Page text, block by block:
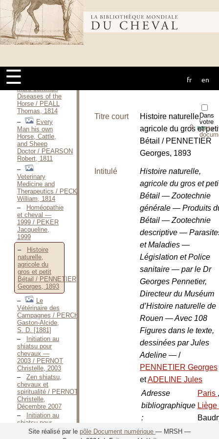
Bibliothèque
mondiale du
cheval
☰ fr en
The
complete equine
veterinary
manual —
1997 / PAVORD
Observations,
chiefly practical,
on some of the
more common
Diseases of the
Horse / PEALL
Thomas, 1814
Every
Man his own
Horse, Cattle,
and Sheep
Doctor / PEARSON
Robert, 1811
Veterinary
Medicine and
Therapeutics / PECK
William, 1814
Homéopathie
et cheval —
1999 / PEKER
Jacqueline,
1999
Histoire
naturelle,
agricole du
gros et petit
Bétail / PENNETIER
Georges, 1893
Le
Vétérinaire des
Campagnes / PERCHERON
Gaston-Alcide,
S. D. [1881]
Initiation au
shiatsu pour
chevaux —
2003 / PERNOT
Christelle, 2003
Zen shiatsu,
chevaux et
spiritualité / PERNOT
Christelle,
Décembre 2007
Initiation au
shiatsu pour
chevaux —
2014 / PERNOT
Dans
votre
porte-
⇪ PDF
Titre court
Histoire naturelle,
agricole du gros et
Bétail / PENNETIER
Georges, 1893
Intitulé
Histoire naturelle,
agricole du gros et
Bétail — Zootechnie
générale — Produits
Bétail — Zootechnie
descriptive —
et Maladies —
Législation et Police
sanitaire — par le Dr
Georges Pennetier,
Directeur du Muséum
d’Histoire naturelle de
Rouen — Avec 108
Figures dans le texte,
dessinées par Jules
Adeline — /
PENNETIER Georges
etADELINE Jules
Adresse
bibliographique
:
Paris ,
Liège
Site réalisé par le pôle Document numérique — MRSH —